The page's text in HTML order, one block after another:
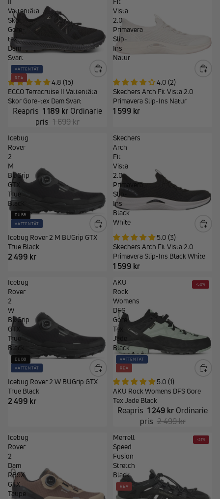
Vattentäta
Skor
Gore-
tex
Dam
Svart
VATTENTÄT
REA
4.8 (15)
ECCO Terracruise II Vattentäta
Skor Gore-tex Dam Svart
Reapris 1 189 kr Ordinarie
pris 1 699 kr
Vista
2.0
Primavera
Slip-
Ins
Natur
4.0 (2)
Skechers Arch Fit Vista 2.0
Primavera Slip-Ins Natur
1 599 kr
Icebug
Rover
2
M
BUGrip
GTX
True
Black
DUBB
VATTENTÄT
Icebug Rover 2 M BUGrip GTX
True Black
2 499 kr
Skechers
Arch
Fit
Vista
2.0
Primavera
Slip-
Ins
Black
White
5.0 (3)
Skechers Arch Fit Vista 2.0
Primavera Slip-Ins Black White
1 599 kr
Icebug
Rover
2
W
BUGrip
GTX
True
Black
DUBB
VATTENTÄT
Icebug Rover 2 W BUGrip GTX
True Black
2 499 kr
AKU
Rock
Womens
DFS
Gore
Tex
Jade
Black
VATTENTÄT
REA
-50%
5.0 (1)
AKU Rock Womens DFS Gore
Tex Jade Black
Reapris 1 249 kr Ordinarie
pris 2 499 kr
Icebug
Rover
2
Dam
RB9X
GTX
Taupe
Merrell
Speed
Fusion
Stretch
Black
REA
-31%